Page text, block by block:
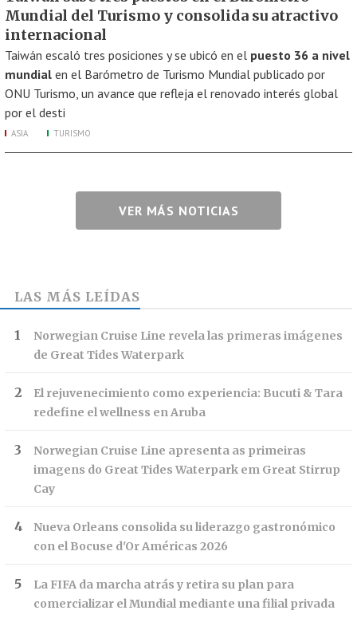
Mundial del Turismo y consolida su atractivo
internacional
Taiwán escaló tres posiciones y se ubicó en el puesto 36 a nivel
mundial en el Barómetro de Turismo Mundial publicado por
ONU Turismo, un avance que refleja el renovado interés global
por el desti
ASIA TURISMO
VER MÁS NOTICIAS
LAS MÁS LEÍDAS
Norwegian Cruise Line revela las primeras imágenes
de Great Tides Waterpark
El rejuvenecimiento como experiencia: Bucuti & Tara
redefine el wellness en Aruba
Norwegian Cruise Line apresenta as primeiras
imagens do Great Tides Waterpark em Great Stirrup
Cay
Nueva Orleans consolida su liderazgo gastronómico
con el Bocuse d'Or Américas 2026
La FIFA da marcha atrás y retira su plan para
comercializar el Mundial mediante una filial privada